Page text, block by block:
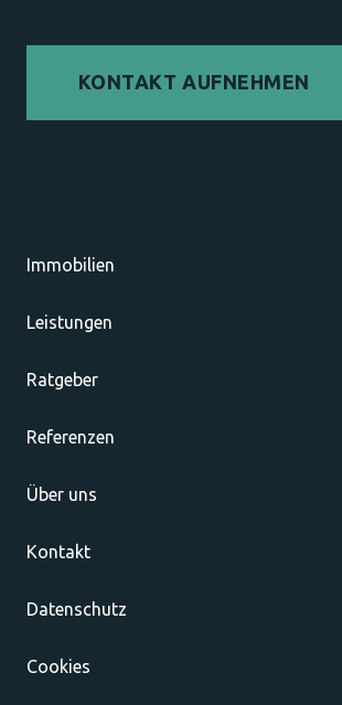
KONTAKT AUFNEHMEN
Immobilien
Leistungen
Ratgeber
Referenzen
Über uns
Kontakt
Datenschutz
Cookies